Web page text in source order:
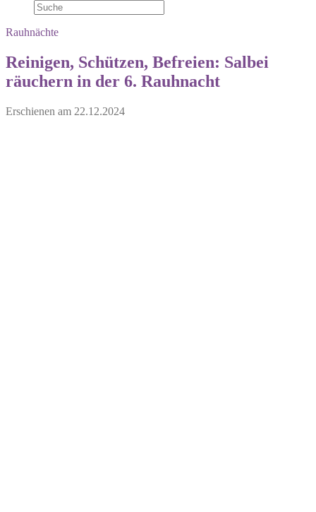
Rauhnächte
Reinigen, Schützen, Befreien: Salbei
räuchern in der 6. Rauhnacht
Erschienen am 22.12.2024